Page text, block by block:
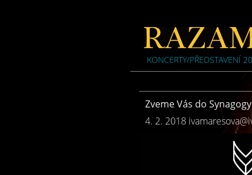
KONCERTY/PŘEDSTAVENÍ
Zveme Vás do
4. 2. 2018